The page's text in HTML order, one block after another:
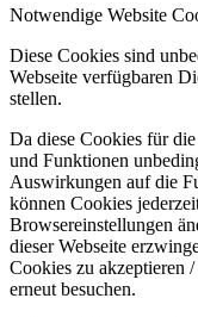
Notwendige Website
Diese Cookies sind
Webseite verfügbaren
stellen.
Da diese Cookies für
und Funktionen
Auswirkungen auf die
können Cookies
Browsereinstellungen
dieser Webseite
Cookies zu akzeptieren
erneut besuchen.